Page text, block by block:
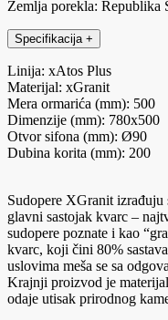
Zemlja porekla: Republika
Specifikacija +
Linija: xAtos Plus
Materijal: xGranit
Mera ormarića (mm): 500
Dimenzije (mm): 780x500
Otvor sifona (mm): Ø90
Dubina korita (mm): 200
Sudopere XGranit
glavni sastojak kvarc –
sudopere poznate i kao
kvarc, koji čini 80%
uslovima meša se sa
Krajnji proizvod je
odaje utisak prirodnog